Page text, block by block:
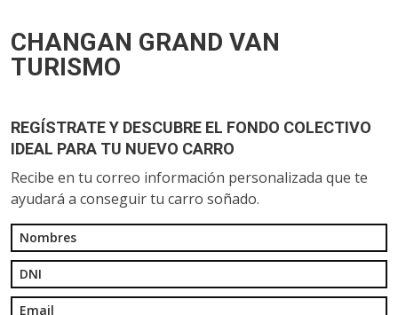
CHANGAN GRAND VAN
TURISMO
REGÍSTRATE Y DESCUBRE EL FONDO COLECTIVO
IDEAL PARA TU NUEVO CARRO
Recibe en tu correo información personalizada que te
ayudará a conseguir tu carro soñado.